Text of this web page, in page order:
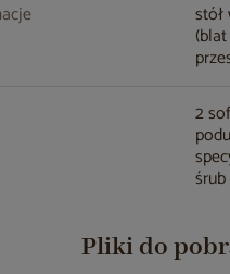
2
śrub
Pliki do